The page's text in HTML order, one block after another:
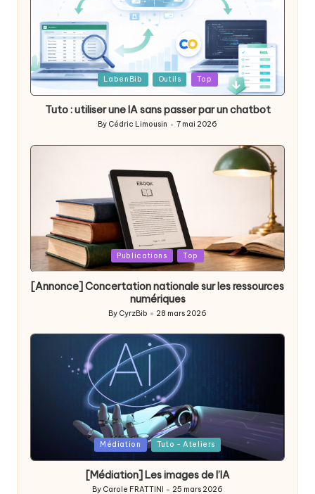
Posted
in
LabenBib Outils Top
Tuto : utiliser une IA sans passer par un chatbot
Posted
By Cédric Limousin 7 mai 2026
Posted
in
Publications Top
[Annonce] Concertation nationale sur les ressources
numériques
Posted
By CyrzBib 28 mars 2026
in
Médiation Tuto - Ateliers
[Médiation] Les images de l’IA
By Carole FRATTINI 25 mars 2026